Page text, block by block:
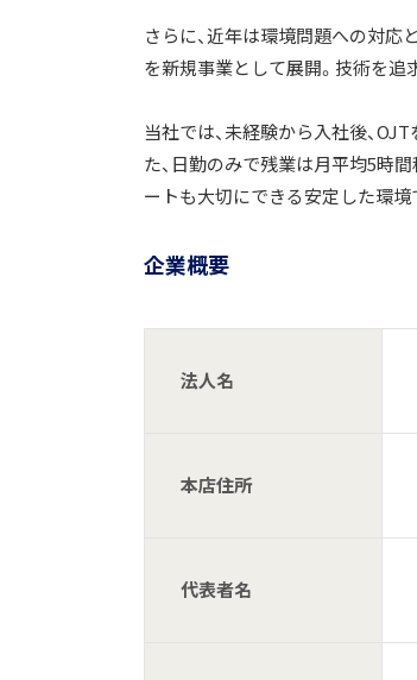
さらに、近年は環境問題への対応
を新規事業として展開。技術を追
当社では、未経験から入社後、
た、日勤のみで残業は月平均5時
ートも大切にできる安定した環境
企業概要
法人名
本店住所
代表者名